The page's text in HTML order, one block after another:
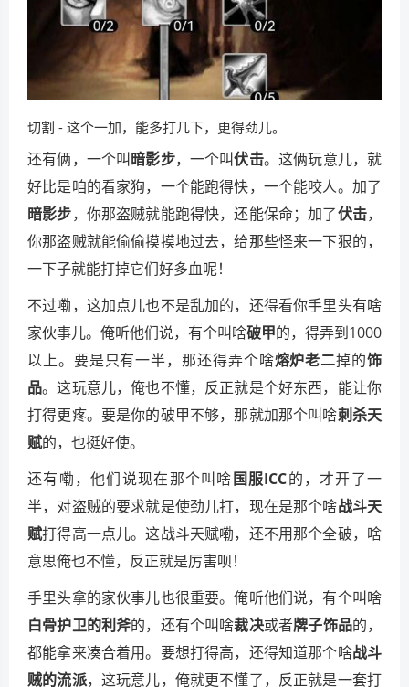
切割 - 这个一加，能多打几下，更得劲儿。
还有俩，一个叫暗影步，一个叫伏击。这俩玩意儿，就
好比是咱的看家狗，一个能跑得快，一个能咬人。加了
暗影步，你那盗贼就能跑得快，还能保命；加了伏击，
你那盗贼就能偷偷摸摸地过去，给那些怪来一下狠的，
一下子就能打掉它们好多血呢！
不过嘞，这加点儿也不是乱加的，还得看你手里头有啥
家伙事儿。俺听他们说，有个叫啥破甲的，得弄到1000
以上。要是只有一半，那还得弄个啥熔炉老二掉的饰
品。这玩意儿，俺也不懂，反正就是个好东西，能让你
打得更疼。要是你的破甲不够，那就加那个叫啥刺杀天
赋的，也挺好使。
还有嘞，他们说现在那个叫啥国服ICC的，才开了一
半，对盗贼的要求就是使劲儿打，现在是那个啥战斗天
赋打得高一点儿。这战斗天赋嘞，还不用那个全破，啥
意思俺也不懂，反正就是厉害呗！
手里头拿的家伙事儿也很重要。俺听他们说，有个叫啥
白骨护卫的利斧的，还有个叫啥裁决或者牌子饰品的，
都能拿来凑合着用。要想打得高，还得知道那个啥战斗
贼的流派，这玩意儿，俺就更不懂了，反正就是一套打